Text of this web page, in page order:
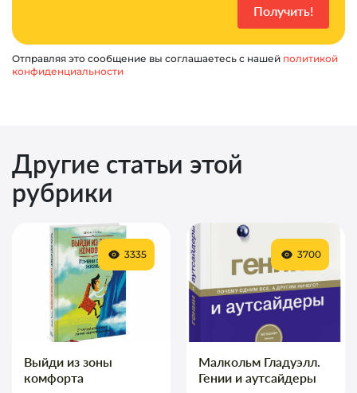
Отправляя это сообщение вы соглашаетесь с нашей политикой
конфиденциальности
Другие статьи этой
рубрики
Выйди из зоны
комфорта
3335
Малкольм Гладуэлл.
Гении и аутсайдеры
3700